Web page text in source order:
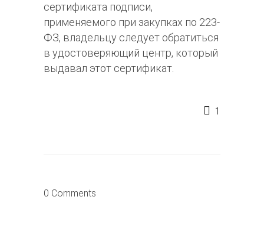
сертификата подписи,
применяемого при закупках по 223-
ФЗ, владельцу следует обратиться
в удостоверяющий центр, который
выдавал этот сертификат.
1
0 Comments